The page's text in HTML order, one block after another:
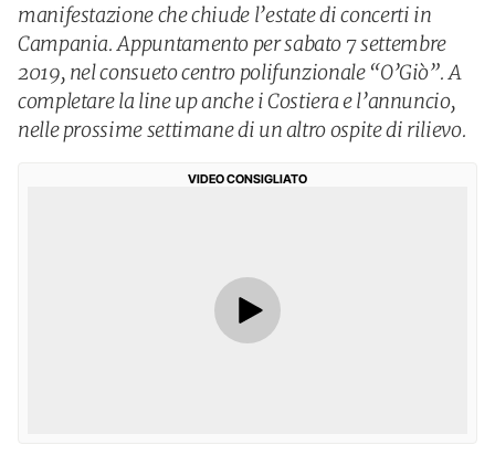
manifestazione che chiude l’estate di concerti in
Campania. Appuntamento per sabato 7 settembre
2019, nel consueto centro polifunzionale “O’Giò”. A
completare la line up anche i Costiera e l’annuncio,
nelle prossime settimane di un altro ospite di rilievo.
VIDEO CONSIGLIATO